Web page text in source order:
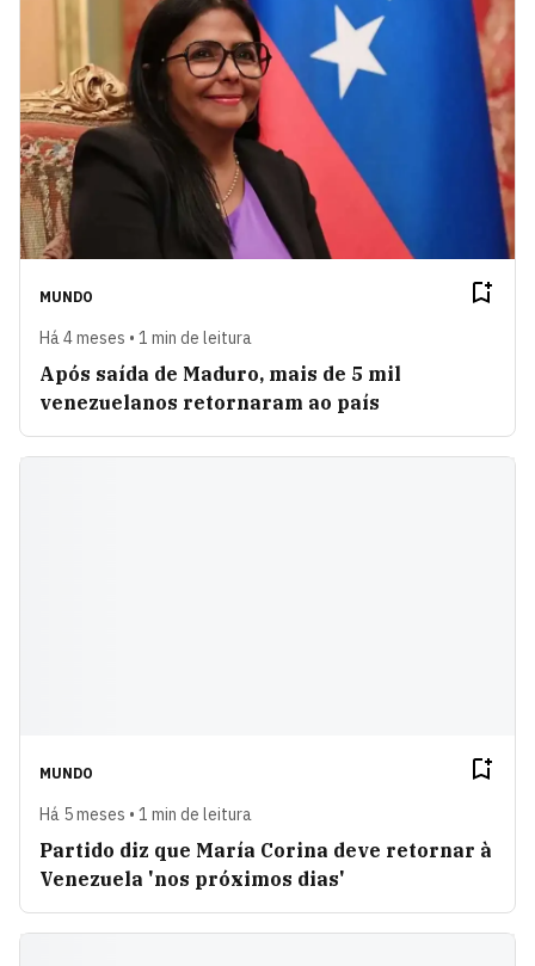
MUNDO
Há 4 meses • 1 min de leitura
Após saída de Maduro, mais de 5 mil
venezuelanos retornaram ao país
MUNDO
Há 5 meses • 1 min de leitura
Partido diz que María Corina deve retornar à
Venezuela 'nos próximos dias'